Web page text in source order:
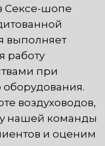
Сексе-шопе
выполняет
работу
при
воздуховодов,
нашей команды
и оценим